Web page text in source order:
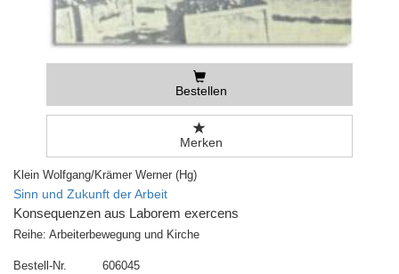
Bestellen
Merken
Klein Wolfgang/Krämer Werner (Hg)
Sinn und Zukunft der Arbeit
Konsequenzen aus Laborem exercens
Reihe: Arbeiterbewegung und Kirche
Bestell-Nr.
606045